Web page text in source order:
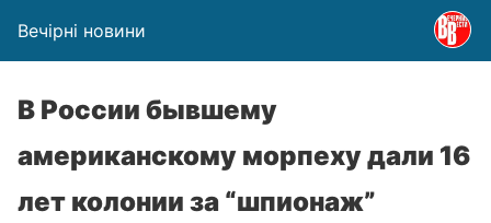
Вечірні новини
В России бывшему
американскому морпеху дали 16
лет колонии за “шпионаж”